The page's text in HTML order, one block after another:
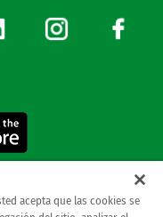
acepta que las cookies se